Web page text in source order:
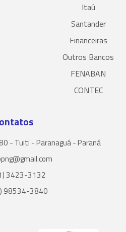
Itaú
Santander
Financeiras
Outros Bancos
FENABAN
CONTEC
- Tuiti - Paranaguá - Paraná
3423-3132
98534-3840